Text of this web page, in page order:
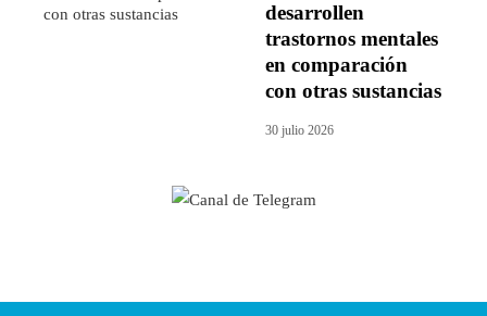
desarrollen
trastornos mentales
en comparación
con otras sustancias
30 julio 2026